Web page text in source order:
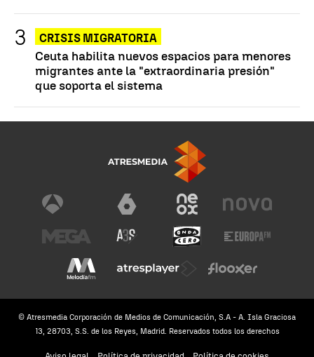
CRISIS MIGRATORIA
Ceuta habilita nuevos espacios para menores
migrantes ante la "extraordinaria presión"
que soporta el sistema
© Atresmedia Corporación de Medios de Comunicación, S.A - A. Isla Graciosa
13, 28703, S.S. de los Reyes, Madrid. Reservados todos los derechos